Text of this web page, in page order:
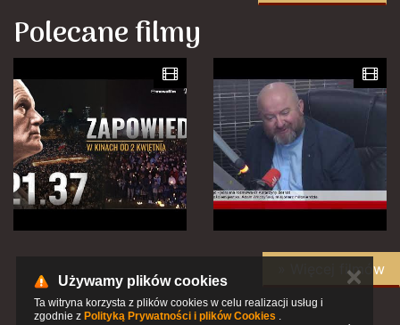
Polecane filmy
» Więcej filmów
Używamy plików cookies
Ta witryna korzysta z plików cookies w celu realizacji usług i
zgodnie z Polityką Prywatności i plików Cookies .
✕